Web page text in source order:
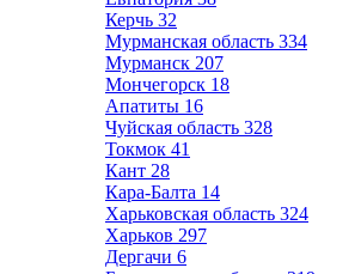
Керчь 32
Мурманская область 334
Мурманск 207
Мончегорск 18
Апатиты 16
Чуйская область 328
Токмок 41
Кант 28
Кара-Балта 14
Харьковская область 324
Харьков 297
Дергачи 6